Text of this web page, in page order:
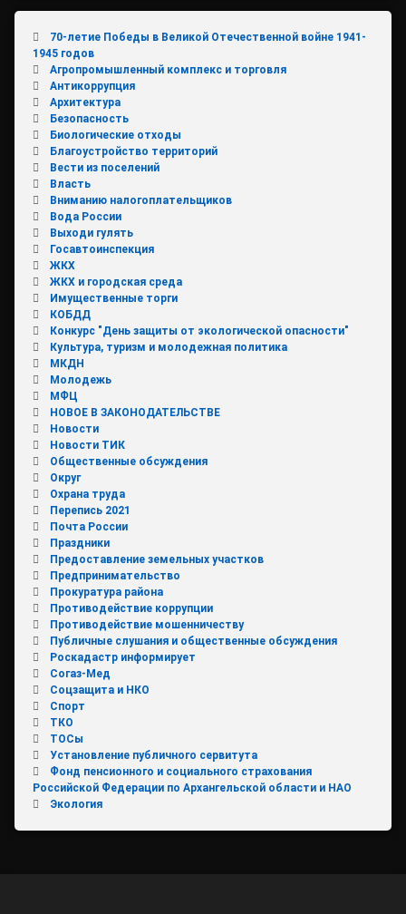
70-летие Победы в Великой Отечественной войне 1941-
1945 годов
Агропромышленный комплекс и торговля
Антикоррупция
Архитектура
Безопасность
Биологические отходы
Благоустройство территорий
Вести из поселений
Власть
Вниманию налогоплательщиков
Вода России
Выходи гулять
Госавтоинспекция
ЖКХ
ЖКХ и городская среда
Имущественные торги
КОБДД
Конкурс "День защиты от экологической опасности"
Культура, туризм и молодежная политика
МКДН
Молодежь
МФЦ
НОВОЕ В ЗАКОНОДАТЕЛЬСТВЕ
Новости
Новости ТИК
Общественные обсуждения
Округ
Охрана труда
Перепись 2021
Почта России
Праздники
Предоставление земельных участков
Предпринимательство
Прокуратура района
Противодействие коррупции
Противодействие мошенничеству
Публичные слушания и общественные обсуждения
Роскадастр информирует
Согаз-Мед
Соцзащита и НКО
Спорт
ТКО
ТОСы
Установление публичного сервитута
Фонд пенсионного и социального страхования
Российской Федерации по Архангельской области и НАО
Экология